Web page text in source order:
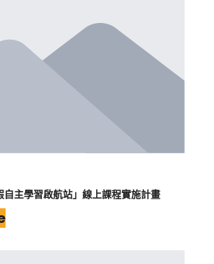
主學習啟航站」線上課程實施計畫